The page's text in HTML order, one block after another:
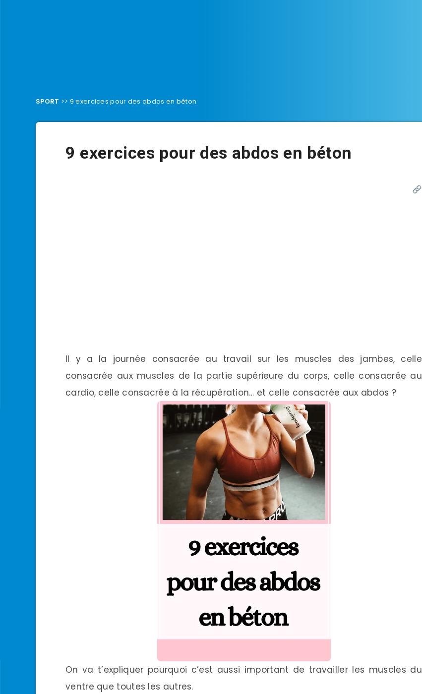
SPORT >> 9 exercices pour des abdos en béton
9 exercices pour des abdos en béton
Il y a la journée consacrée au travail sur les muscles des jambes, celle
consacrée aux muscles de la partie supérieure du corps, celle consacrée au
cardio, celle consacrée à la récupération… et celle consacrée aux abdos ?
On va t’expliquer pourquoi c’est aussi important de travailler les muscles du
ventre que toutes les autres.